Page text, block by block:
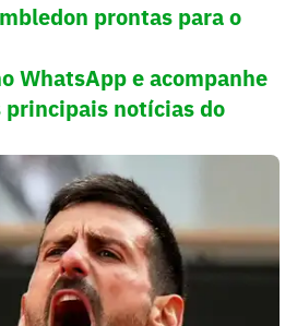
prontas para o
WhatsApp e acompanhe
principais notícias do